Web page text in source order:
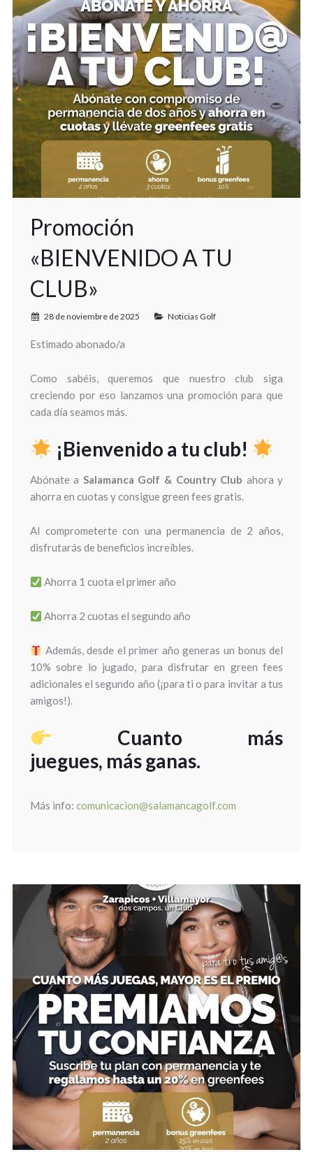
Promoción
«BIENVENIDO A TU
CLUB»
28 de noviembre de 2025 Noticias Golf
Estimado abonado/a
Como sabéis, queremos que nuestro club siga
creciendo por eso lanzamos una promoción para que
cada día seamos más.
¡Bienvenido a tu club!
Abónate a Salamanca Golf & Country Club ahora y
ahorra en cuotas y consigue green fees gratis.
Al comprometerte con una permanencia de 2 años,
disfrutarás de beneficios increíbles.
Ahorra 1 cuota el primer año
Ahorra 2 cuotas el segundo año
Además, desde el primer año generas un bonus del
10% sobre lo jugado, para disfrutar en green fees
adicionales el segundo año (¡para ti o para invitar a tus
amigos!).
Cuanto más
juegues, más ganas.
Más info: comunicacion@salamancagolf.com